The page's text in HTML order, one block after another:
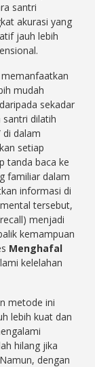
santri
akurasi yang
jauh lebih
mudah
sekadar
santri dilatih
di dalam
setiap
tanda baca ke
familiar dalam
informasi di
tersebut,
menjadi
kemampuan
Menghafal
kelelahan
metode ini
lebih kuat dan
hilang jika
dengan